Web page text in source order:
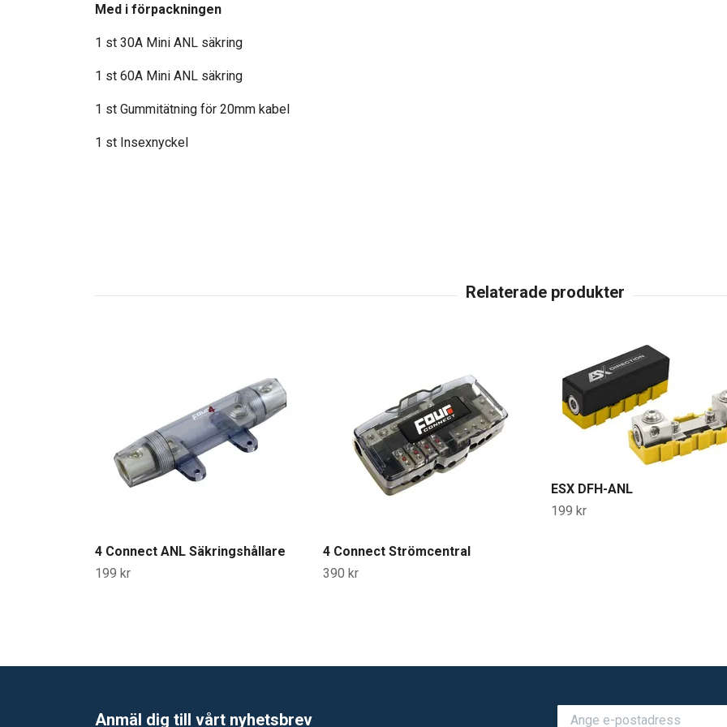
Med i förpackningen
1 st 30A Mini ANL säkring
1 st 60A Mini ANL säkring
1 st Gummitätning för 20mm kabel
1 st Insexnyckel
4 Connect ANL Säkringshållare
199 kr
4 Connect Strömcentral
390 kr
ESX DFH-ANL
199 kr
Anmäl dig till vårt nyhetsbrev